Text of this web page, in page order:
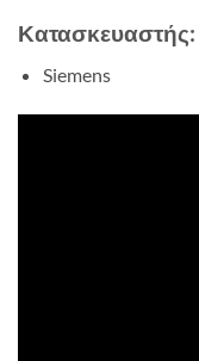
Κατασκευαστής:
Siemens